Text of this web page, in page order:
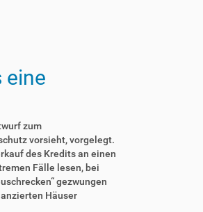
eine
zum
vorsieht, vorgelegt.
des Kredits an einen
Fälle lesen, bei
gezwungen
Häuser